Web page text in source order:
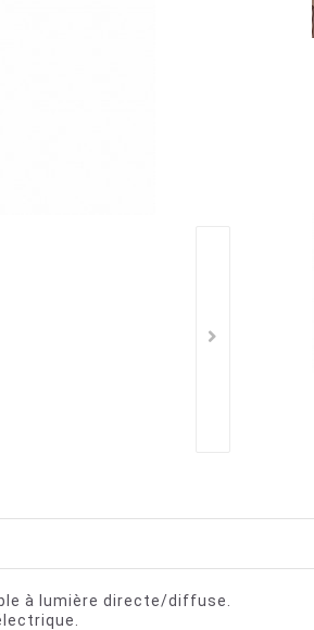
à lumière directe/diffuse.